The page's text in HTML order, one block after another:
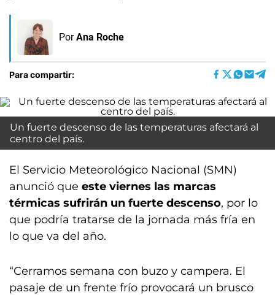
Por Ana Roche
Para compartir:
Un fuerte descenso de las temperaturas afectará al
centro del país.
El Servicio Meteorológico Nacional (SMN)
anunció que este viernes las marcas
térmicas sufrirán un fuerte descenso, por lo
que podría tratarse de la jornada más fría en
lo que va del año.
“Cerramos semana con buzo y campera. El
pasaje de un frente frío provocará un brusco